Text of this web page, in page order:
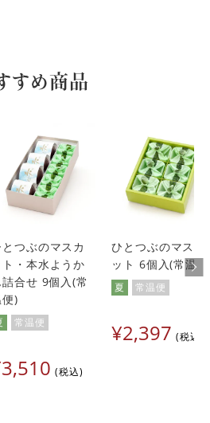
すめ商品
つぶのマスカ
ト・本水ようか
詰合せ 9個入(常
)
常温便
3,510 税込
ひとつぶのマスカ
ット 6個入(常温
夏 常温便
¥2,397 税込